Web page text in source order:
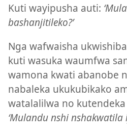
Kuti wayipusha auti:
bashanjitileko?’
Nga wafwaisha
kuti wasuka waumfwa
wamona kwati abanobe
nabaleka ukukubikako
watalalilwa no
‘Mulandu nshi nshakwatila